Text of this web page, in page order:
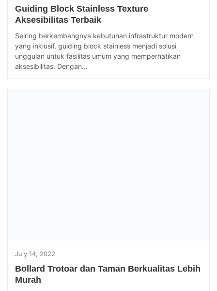
Guiding Block Stainless Texture
Aksesibilitas Terbaik
Seiring berkembangnya kebutuhan infrastruktur modern
yang inklusif, guiding block stainless menjadi solusi
unggulan untuk fasilitas umum yang memperhatikan
aksesibilitas. Dengan...
July 14, 2022
Bollard Trotoar dan Taman Berkualitas Lebih
Murah